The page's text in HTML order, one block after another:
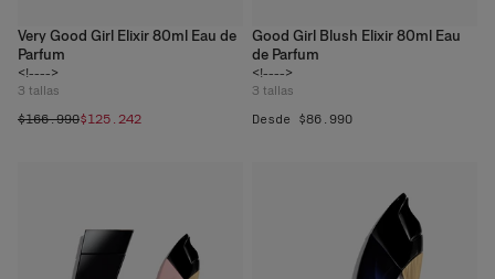
Very Good Girl Elixir 80ml Eau de
Parfum
<!---->
3 tallas
$166.990$125.242
Good Girl Blush Elixir 80ml Eau
de Parfum
<!---->
3 tallas
Desde $86.990